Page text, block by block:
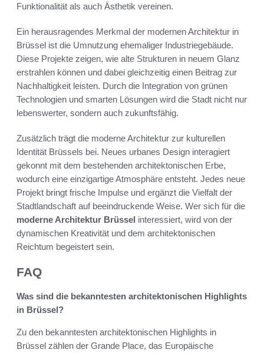
Funktionalität als auch Ästhetik vereinen.
Ein herausragendes Merkmal der modernen Architektur in
Brüssel ist die Umnutzung ehemaliger Industriegebäude.
Diese Projekte zeigen, wie alte Strukturen in neuem Glanz
erstrahlen können und dabei gleichzeitig einen Beitrag zur
Nachhaltigkeit leisten. Durch die Integration von grünen
Technologien und smarten Lösungen wird die Stadt nicht nur
lebenswerter, sondern auch zukunftsfähig.
Zusätzlich trägt die moderne Architektur zur kulturellen
Identität Brüssels bei. Neues urbanes Design interagiert
gekonnt mit dem bestehenden architektonischen Erbe,
wodurch eine einzigartige Atmosphäre entsteht. Jedes neue
Projekt bringt frische Impulse und ergänzt die Vielfalt der
Stadtlandschaft auf beeindruckende Weise. Wer sich für die
moderne Architektur Brüssel interessiert, wird von der
dynamischen Kreativität und dem architektonischen
Reichtum begeistert sein.
FAQ
Was sind die bekanntesten architektonischen Highlights
in Brüssel?
Zu den bekanntesten architektonischen Highlights in
Brüssel zählen der Grande Place, das Europäische